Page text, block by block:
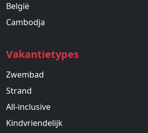
België
Cambodja
Vakantietypes
Zwembad
Strand
All-inclusive
Kindvriendelijk